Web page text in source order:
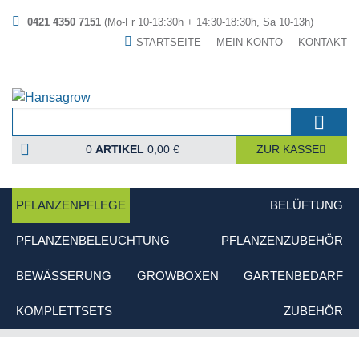
0421 4350 7151 (Mo-Fr 10-13:30h + 14:30-18:30h, Sa 10-13h)
STARTSEITE
MEIN KONTO KONTAKT
0 ARTIKEL 0,00 € ZUR KASSE
PFLANZENPFLEGE BELÜFTUNG
PFLANZENBELEUCHTUNG PFLANZENZUBEHÖR
BEWÄSSERUNG GROWBOXEN GARTENBEDARF
KOMPLETTSETS ZUBEHÖR